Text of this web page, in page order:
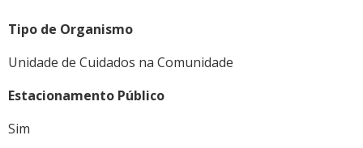
Tipo de Organismo
Unidade de Cuidados na Comunidade
Estacionamento Público
Sim